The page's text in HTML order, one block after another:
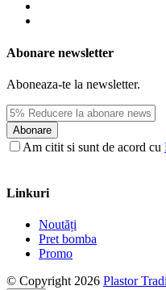
Abonare newsletter
Aboneaza-te la newsletter.
Abonare
Am citit si sunt de acord cu
Linkuri
Noutăți
Pret bomba
Promo
© Copyright 2026 Plastor